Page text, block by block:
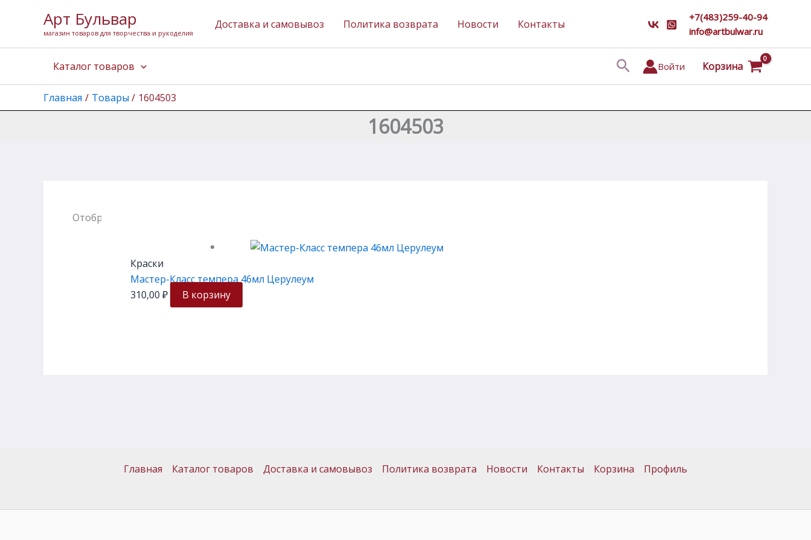
содержимому
Арт Бульвар
магазин товаров для творчества и рукоделия
Доставка и самовывоз Политика возврата Новости Контакты
+7(483)259-40-94
info@artbulwar.ru
Каталог товаров ПоискВойти Корзина
Главная Товары 1604503
1604503
Отображение единственного товара
Краски
Мастер-Класс темпера 46мл Церулеум
310,00 ₽ В корзину
Главная Каталог товаров Доставка и самовывоз Политика возврата Новости Контакты Корзина Профиль